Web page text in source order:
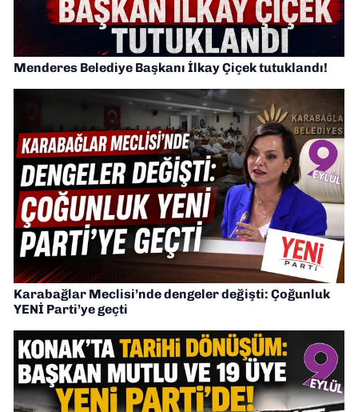
Menderes Belediye Başkanı İlkay Çiçek tutuklandı!
Karabağlar Meclisi’nde dengeler değişti: Çoğunluk
YENİ Parti’ye geçti